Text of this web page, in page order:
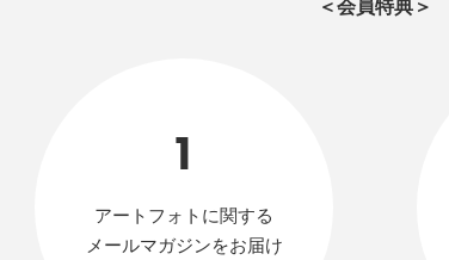
＜会員特典＞
1
アートフォトに関する
メールマガジンをお届け